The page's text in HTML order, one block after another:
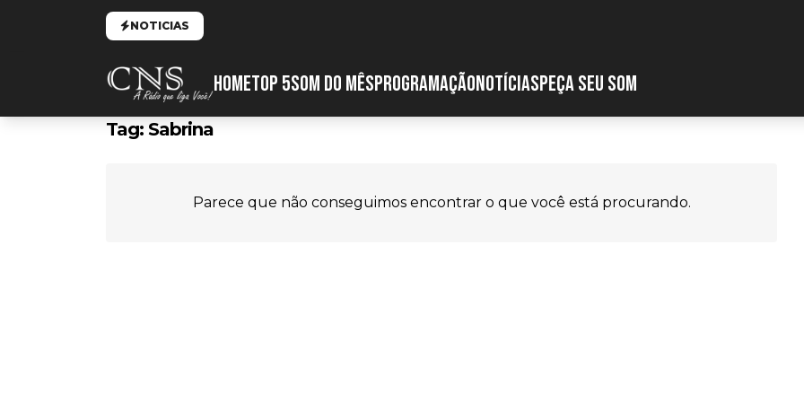
NOTICIAS
HOMETOP 5SOM DO MÊSPROGRAMAÇÃONOTÍCIASPEÇA SEU SOM
Tag: Sabrina
Parece que não conseguimos encontrar o que você está procurando.